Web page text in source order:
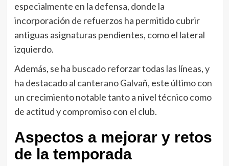
especialmente en la defensa, donde la
incorporación de refuerzos ha permitido cubrir
antiguas asignaturas pendientes, como el lateral
izquierdo.
Además, se ha buscado reforzar todas las líneas, y
ha destacado al canterano Galvañ, este último con
un crecimiento notable tanto a nivel técnico como
de actitud y compromiso con el club.
Aspectos a mejorar y retos
de la temporada